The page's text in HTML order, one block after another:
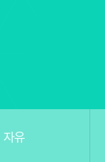
게임 플레이 버그 제보
자유